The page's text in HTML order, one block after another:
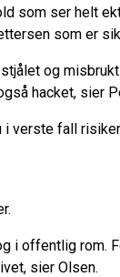
som ser helt
som er
og
hacket, sier
i verste fall
i offentlig rom.
sier Olsen.